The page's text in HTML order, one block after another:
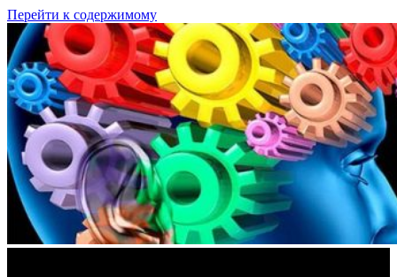
Перейти к содержимому